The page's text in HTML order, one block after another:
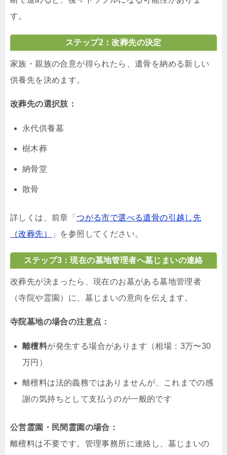
す。
ステップ2：改葬先の決定
家族・親族の合意が得られたら、遺骨を納める新しい
供養先を決めます。
改葬先の選択肢：
永代供養墓
樹木葬
納骨堂
散骨
詳しくは、前章「つがる市で選べる遺骨の引越し先
（改葬先）
」を参照してください。
ステップ3：現在の墓地管理者へ墓じまいの連絡
改葬先が決まったら、現在のお墓がある墓地管理者
（寺院や霊園）に、墓じまいの意向を伝えます。
寺院墓地の場合の注意点：
離檀料が発生する場合があります（相場：3万〜30
万円）
離檀料は法的義務ではありませんが、これまでの感
謝の気持ちとして支払うのが一般的です
公営霊園・民間霊園の場合：
離檀料は不要です。管理事務所に連絡し、墓じまいの